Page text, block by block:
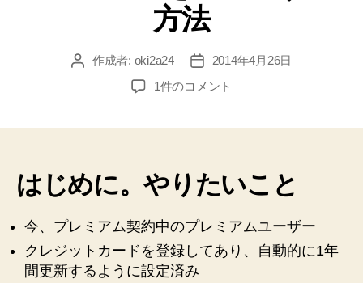
方法
投 作成者: oki2a24
投
稿
2014年4月26日
ク
カ
ー
自
動
更
1件のコメント
はじめに。やりたいこと
今、プレミアム契約中のプレミアムユーザー
クレジットカードを登録してあり、自動的に1年
間更新するように設定済み